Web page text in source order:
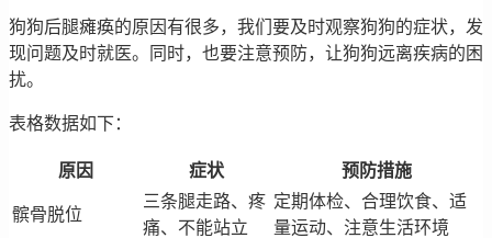
狗狗后腿瘫痪的原因有很多，我们要及时观察狗狗的症状，发
现问题及时就医。同时，也要注意预防，让狗狗远离疾病的困
扰。
表格数据如下：
原因 症状 预防措施
髌骨脱位
三条腿走路、疼
痛、不能站立
定期体检、合理饮食、适
量运动、注意生活环境